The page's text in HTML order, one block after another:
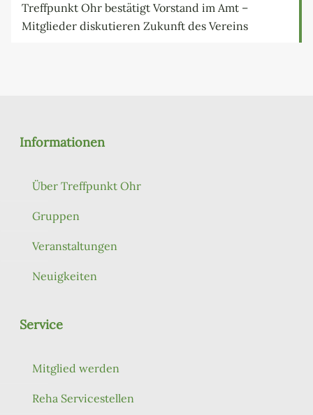
Treffpunkt Ohr bestätigt Vorstand im Amt –
Mitglieder diskutieren Zukunft des Vereins
Informationen
Über Treffpunkt Ohr
Gruppen
Veranstaltungen
Neuigkeiten
Service
Mitglied werden
Reha Servicestellen